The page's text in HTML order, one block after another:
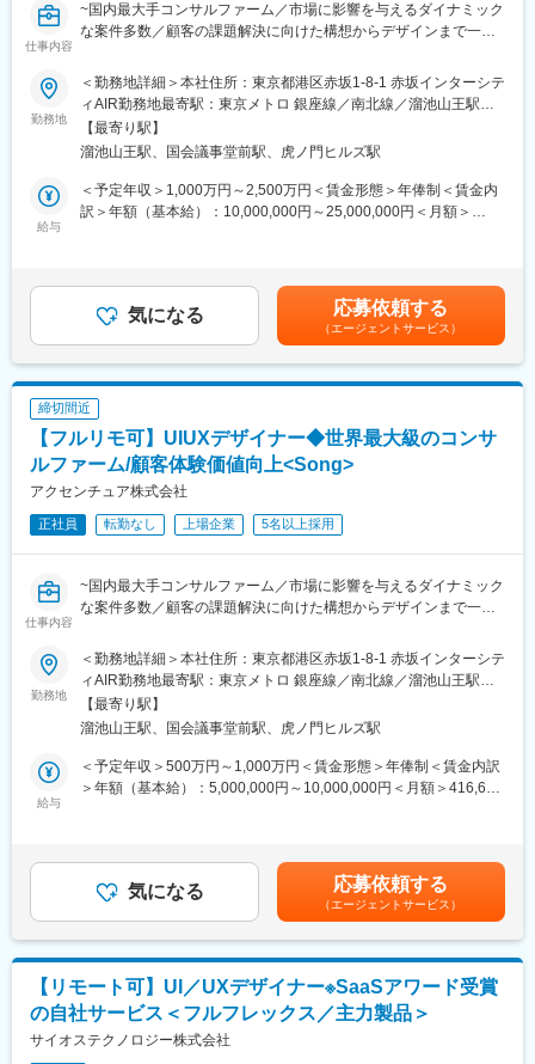
動化し、安全性向上と省人化を実現すること」がLiLz製品の最大
の魅力です！
文化があり、エンジニア一人ひとりの成長を後押しする環境が整
っています。
※外国籍の方やミドル・シニア層の方も活躍しており、言葉の壁も
感じず業務遂行することができます！
の高度化や予知保全の実現に向けたサービス拡充を進めており、
継続的なイノベーションを生み出しています。
変更の範囲：会社の定める業務
仕事内容
~国内最大手コンサルファーム／市場に影響を与えるダイナミック
な案件多数／顧客の課題解決に向けた構想からデザインまで一貫
●資生堂、PRADA等大手toC企業へのご支援も多数
●【全国フルリモート×残業抑制施策×有給取得率は85％】と働き
方◎
■Song部門について：
顧客体験価値向上のために、“どうしたら売れるのか”だけでな
く“どうしたら新しい顧客体験を提供できるのか”という点でサービ
◆業務内容
サービスとユーザーとのあらゆるタッチポイントを捉え、構想か
結びつけ、「あるべき未来」を設計し、ユーザーの心を動かす体
験へと具現化していきます。
また、AIをはじめとする新しいテクノロジーとの関係性も視野に
入れながら、直感的で寄り添う体験を構築します。
・体験コンセプト・UX方針の策定
・チームとの共創・合意形成
・実装フェーズにおけるデザイン推進
■プロジェクト事例：
・化粧品メーカーにおけるマーケティング トランスフォーメーシ
ョン戦略立案及び実行支援
グロース支援
・小売業におけるデジタルマーケティング組織及びオペレーショ
2015年から開始した組織風土改革“Project PRIDE”により、有給取
得率は84％、女性比率も30.4％へ増加。離職率が半減し、残業時
間減少等改善が進んでいます。制度面では「18時以降の会議原則
を実施。仕事とプライベートともに充実させ、生産性向上を生む
ツール共有・活用を奨励する等の意識向上に繋がっています。
変更の範囲：会社の定める業務
勤務地
＜勤務地詳細＞本社住所：東京都港区赤坂1-8-1 赤坂インターシテ
ィAIR勤務地最寄駅：東京メトロ 銀座線／南北線／溜池山王駅受
動喫煙対策：屋内全面禁煙変更の範囲：会社の定める事業所（リ
モートワーク含む）
【最寄り駅】
溜池山王駅、国会議事堂前駅、虎ノ門ヒルズ駅
給与
＜予定年収＞1,000万円～2,500万円＜賃金形態＞年俸制＜賃金内
訳＞年額（基本給）：10,000,000円～25,000,000円＜月額＞
月給(月額)は固定手当を含めた表記です。
気になる 応募依頼する
（エージェントサービス）
締切間近
【フルリモ可】UIUXデザイナー◆世界最大級のコンサ
ルファーム/顧客体験価値向上<Song>
アクセンチュア株式会社
正社員 転勤なし 上場企業 5名以上採用
仕事内容
~国内最大手コンサルファーム／市場に影響を与えるダイナミック
な案件多数／顧客の課題解決に向けた構想からデザインまで一貫
●資生堂、PRADA等大手toC企業へのご支援も多数
●【全国フルリモート×フルフレックス×残業抑制施策×有給取得率
は85％】と働き方◎
■Song部門について：
顧客体験価値向上のために、“どうしたら売れるのか”だけでな
く“どうしたら新しい顧客体験を提供できるのか”という点でサービ
◆業務内容
サービスとユーザーとのあらゆるタッチポイントを捉え、構想か
結びつけ、「あるべき未来」を設計し、ユーザーの心を動かす体
験へと具現化していきます。
また、AIをはじめとする新しいテクノロジーとの関係性も視野に
入れながら、直感的で寄り添う体験を構築します。
勤務地
＜勤務地詳細＞本社住所：東京都港区赤坂1-8-1 赤坂インターシテ
ィAIR勤務地最寄駅：東京メトロ 銀座線／南北線／溜池山王駅受
動喫煙対策：屋内全面禁煙変更の範囲：会社の定める事業所（リ
モートワーク含む）
【最寄り駅】
溜池山王駅、国会議事堂前駅、虎ノ門ヒルズ駅
給与
＜予定年収＞500万円～1,000万円＜賃金形態＞年俸制＜賃金内訳
＞年額（基本給）：5,000,000円～10,000,000円＜月額＞416,666
給・住宅手当 等賃金はあくまでも目安の金額であり、選考を通
じて上下する可能性があります。月給(月額)は固定手当を含めた表
記です。
気になる 応募依頼する
（エージェントサービス）
【リモート可】UI／UXデザイナー※SaaSアワード受賞
の自社サービス＜フルフレックス／主力製品＞
サイオステクノロジー株式会社